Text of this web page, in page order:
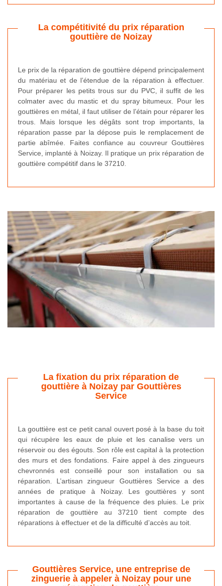
La compétitivité du prix réparation
gouttière de Noizay
Le prix de la réparation de gouttière dépend principalement
du matériau et de l’étendue de la réparation à effectuer.
Pour préparer les petits trous sur du PVC, il suffit de les
colmater avec du mastic et du spray bitumeux. Pour les
gouttières en métal, il faut utiliser de l’étain pour réparer les
trous. Mais lorsque les dégâts sont trop importants, la
réparation passe par la dépose puis le remplacement de
partie abîmée. Faites confiance au couvreur Gouttières
Service, implanté à Noizay. Il pratique un prix réparation de
gouttière compétitif dans le 37210.
La fixation du prix réparation de
gouttière à Noizay par Gouttières
Service
La gouttière est ce petit canal ouvert posé à la base du toit
qui récupère les eaux de pluie et les canalise vers un
réservoir ou des égouts. Son rôle est capital à la protection
des murs et des fondations. Faire appel à des zingueurs
chevronnés est conseillé pour son installation ou sa
réparation. L’artisan zingueur Gouttières Service a des
années de pratique à Noizay. Les gouttières y sont
importantes à cause de la fréquence des pluies. Le prix
réparation de gouttière au 37210 tient compte des
réparations à effectuer et de la difficulté d’accès au toit.
Gouttières Service, une entreprise de
zinguerie à appeler à Noizay pour une